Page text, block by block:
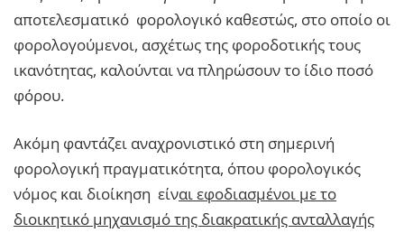
αποτελεσματικό φορολογικό καθεστώς, στο οποίο οι
φορολογούμενοι, ασχέτως της φοροδοτικής τους
ικανότητας, καλούνται να πληρώσουν το ίδιο ποσό
φόρου.
Ακόμη φαντάζει αναχρονιστικό στη σημερινή
φορολογική πραγματικότητα, όπου φορολογικός
νόμος και διοίκηση είναι εφοδιασμένοι με το
διοικητικό μηχανισμό της διακρατικής ανταλλαγής